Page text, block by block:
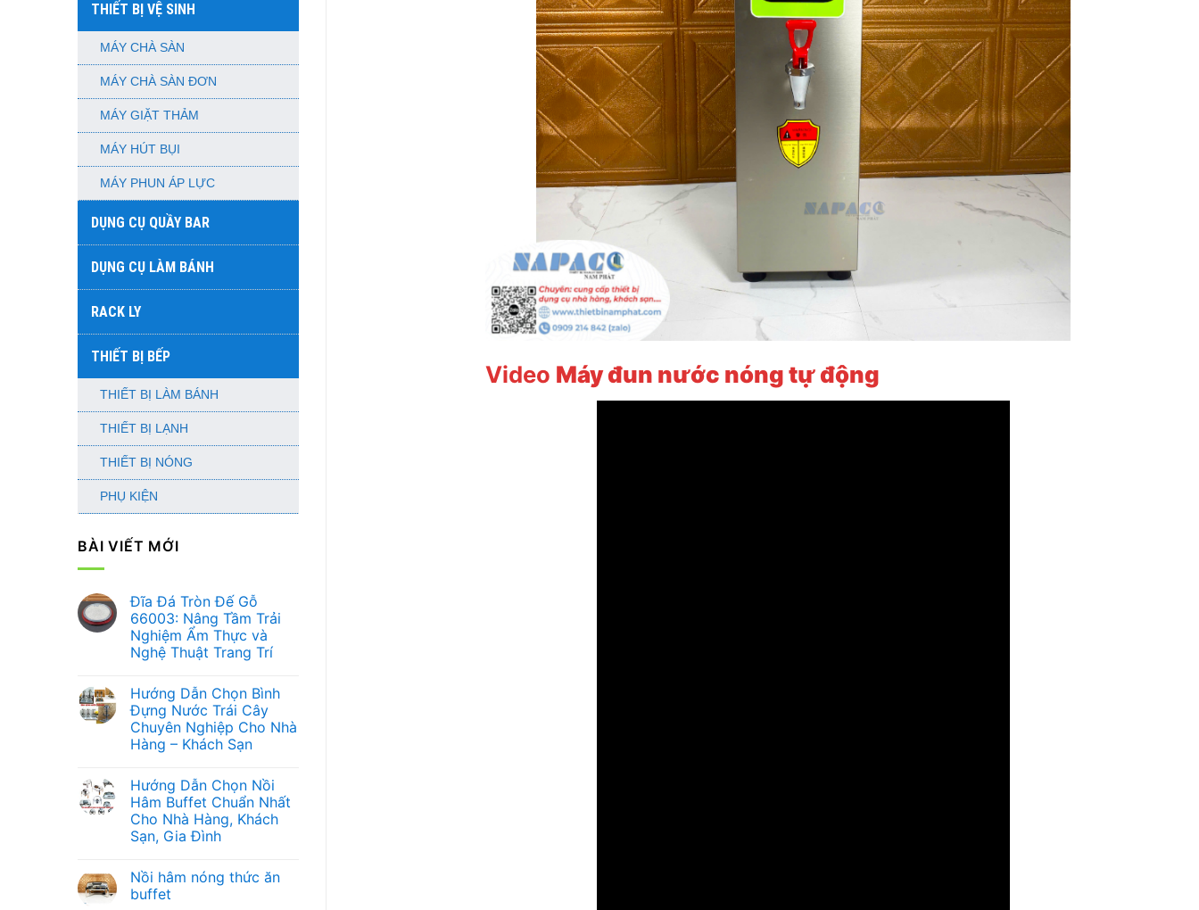
THIẾT BỊ VỆ SINH
MÁY CHÀ SÀN
MÁY CHÀ SÀN ĐƠN
MÁY GIẶT THẢM
MÁY HÚT BỤI
MÁY PHUN ÁP LỰC
DỤNG CỤ QUẦY BAR
DỤNG CỤ LÀM BÁNH
RACK LY
THIẾT BỊ BẾP
THIẾT BỊ LÀM BÁNH
THIẾT BỊ LẠNH
THIẾT BỊ NÓNG
PHỤ KIỆN
BÀI VIẾT MỚI
Đĩa Đá Tròn Đế Gỗ
66003: Nâng Tầm Trải
Nghiệm Ẩm Thực và
Nghệ Thuật Trang Trí
bình
luận
ở
Đĩa
Đá
Tròn
66003:
Nâng
Tầm
Trải
Nghiệm
Ẩm
Nghệ
Thuật
Trang
Hướng Dẫn Chọn Bình
Đựng Nước Trái Cây
Chuyên Nghiệp Cho Nhà
Hàng – Khách Sạn
bình
luận
ở
Hướng
Dẫn
Chọn
Nước
Trái
Cây
Hướng Dẫn Chọn Nồi
Hâm Buffet Chuẩn Nhất
Cho Nhà Hàng, Khách
Sạn, Gia Đình
bình
luận
ở
Nồi hâm nóng thức ăn
buffet
Video Máy đun nước nóng tự động